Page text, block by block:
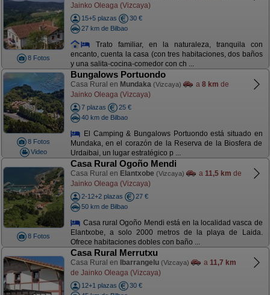
8 Fotos
Jainko Oleaga (Vizcaya)
15+5 plazas
30 €
27 km de Bilbao
Trato familiar, en la naturaleza, tranquila con
encanto, cuenta la casa (con tres habitaciones, dos baños
y una salita-cocina-comedor con ch ...
8 Fotos
Video
Bungalows Portuondo
Casa Rural en Mundaka (Vizcaya) a 8 km de
Jainko Oleaga (Vizcaya)
7 plazas
25 €
40 km de Bilbao
El Camping & Bungalows Portuondo está situado en
Mundaka, en el corazón de la Reserva de la Biosfera de
Urdaibai, un lugar estratégico p ...
8 Fotos
Casa Rural Ogoño Mendi
Casa Rural en Elantxobe (Vizcaya) a 11,5 km de
Jainko Oleaga (Vizcaya)
2-12+2 plazas
27 €
50 km de Bilbao
Casa rural Ogoño Mendi está en la localidad vasca de
Elantxobe, a solo 2000 metros de la playa de Laida.
Ofrece habitaciones dobles con baño ...
Casa Rural Merrutxu
Casa Rural en Ibarrangelu (Vizcaya) a 11,7 km
de Jainko Oleaga (Vizcaya)
12+1 plazas
30 €